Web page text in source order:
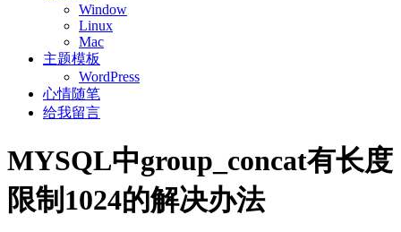
Window
Linux
Mac
主题模板
WordPress
心情随笔
给我留言
MYSQL中group_concat有长度
限制1024的解决办法